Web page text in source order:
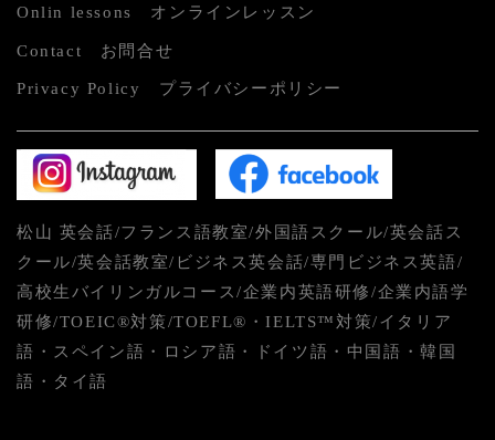
Onlin lessons オンラインレッスン
Contact お問合せ
Privacy Policy プライバシーポリシー
松山 英会話/フランス語教室/外国語スクール/英会話ス
クール/英会話教室/ビジネス英会話/専門ビジネス英語/
高校生バイリンガルコース/企業内英語研修/企業内語学
研修/TOEIC®対策/TOEFL®・IELTS™対策/イタリア
語・スペイン語・ロシア語・ドイツ語・中国語・韓国
語・タイ語